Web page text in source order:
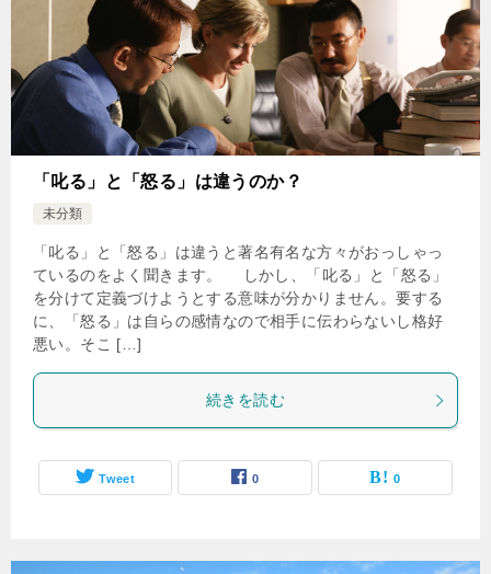
「叱る」と「怒る」は違うのか？
未分類
「叱る」と「怒る」は違うと著名有名な方々がおっしゃっ
ているのをよく聞きます。 しかし、「叱る」と「怒る」
を分けて定義づけようとする意味が分かりません。要する
に、「怒る」は自らの感情なので相手に伝わらないし格好
悪い。そこ […]
続きを読む
Tweet 0 0